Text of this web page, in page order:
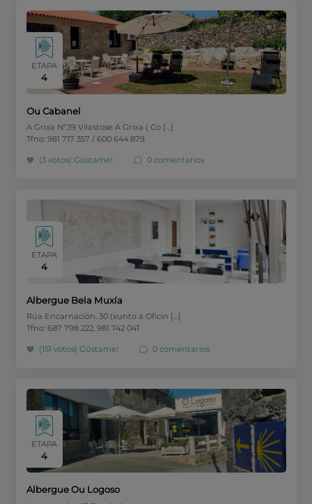
ETAPA
4
Ou Cabanel
A Grixa Nº39 Vilastose A Grixa ( Co […]
Tfno: 981 717 357 / 600 644 879
(3 votos)Gústame! 0 comentarios
ETAPA
4
Albergue Bela Muxía
Rúa Encarnación, 30 (xunto á Oficin […]
Tfno: 687 798 222, 981 742 041
(151 votos)Gústame! 0 comentarios
ETAPA
4
Albergue Ou Logoso